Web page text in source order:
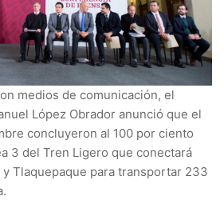
medios de comunicación, el
López Obrador anunció que el
concluyeron al 100 por ciento
3 del Tren Ligero que conectará
y Tlaquepaque para transportar 233